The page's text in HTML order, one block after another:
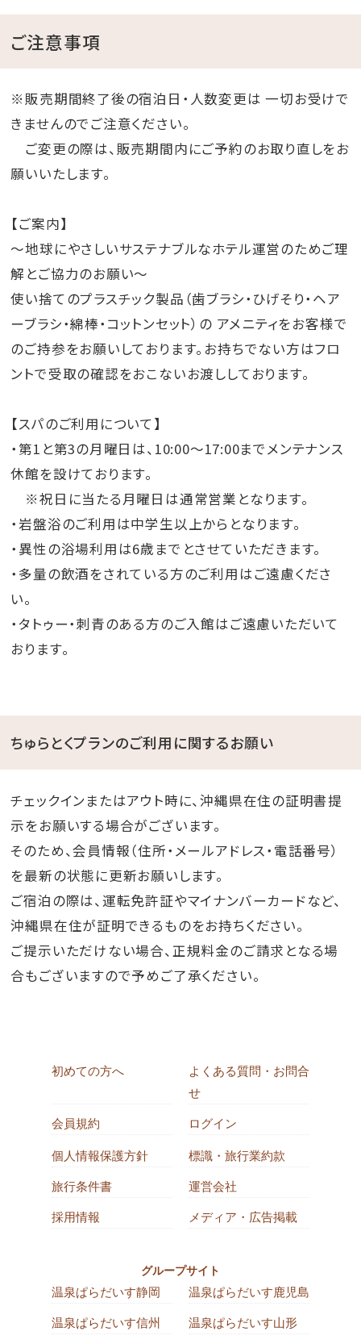
ご注意事項
※販売期間終了後の宿泊日・人数変更は 一切お受けで
きませんのでご注意ください。
ご変更の際は、販売期間内にご予約のお取り直しをお
願いいたします。
【ご案内】
～地球にやさしいサステナブルなホテル運営のためご理
解とご協力のお願い～
使い捨てのプラスチック製品（歯ブラシ・ひげそり・ヘア
ーブラシ・綿棒・コットンセット）の アメニティをお客様で
のご持参をお願いしております。お持ちでない方はフロ
ントで受取の確認をおこないお渡ししております。
【スパのご利用について】
・第1と第3の月曜日は、10:00～17:00までメンテナンス
休館を設けております。
※祝日に当たる月曜日は通常営業となります。
・岩盤浴のご利用は中学生以上からとなります。
・異性の浴場利用は6歳までとさせていただきます。
・多量の飲酒をされている方のご利用はご遠慮くださ
い。
・タトゥー・刺青のある方のご入館はご遠慮いただいて
おります。
ちゅらとくプランのご利用に関するお願い
チェックインまたはアウト時に、沖縄県在住の証明書提
示をお願いする場合がございます。
そのため、会員情報（住所・メールアドレス・電話番号）
を最新の状態に更新お願いします。
ご宿泊の際は、運転免許証やマイナンバーカードなど、
沖縄県在住が証明できるものをお持ちください。
ご提示いただけない場合、正規料金のご請求となる場
合もございますので予めご了承ください。
初めての方へ
よくある質問・お問合
せ
会員規約 ログイン
個人情報保護方針 標識・旅行業約款
旅行条件書 運営会社
採用情報 メディア・広告掲載
グループサイト
温泉ぱらだいす静岡 温泉ぱらだいす鹿児島
温泉ぱらだいす信州 温泉ぱらだいす山形